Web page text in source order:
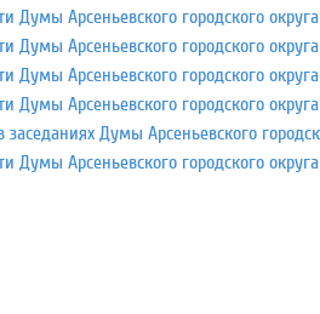
Думы Арсеньевского городского округа
Думы Арсеньевского городского
Думы Арсеньевского городского
Думы Арсеньевского городского
заседаниях Думы Арсеньевского
Думы Арсеньевского городского